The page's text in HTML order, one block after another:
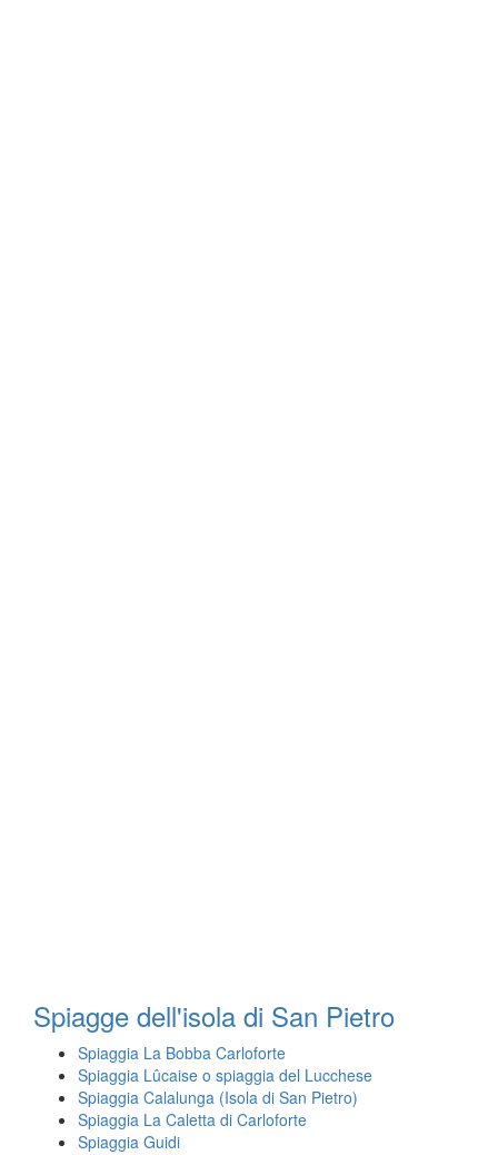
Spiagge dell'isola di San Pietro
Spiaggia La Bobba Carloforte
Spiaggia Lûcaise o spiaggia del Lucchese
Spiaggia Calalunga (Isola di San Pietro)
Spiaggia La Caletta di Carloforte
Spiaggia Guidi